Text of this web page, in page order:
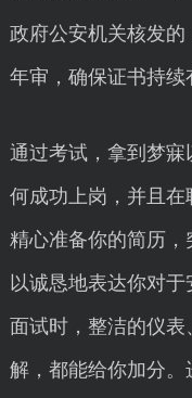
政府公安机关核发
年审，确保证书持续
通过考试，拿到梦
何成功上岗，并且
精心准备你的简历
以诚恳地表达你对于
面试时，整洁的仪
解，都能给你加分